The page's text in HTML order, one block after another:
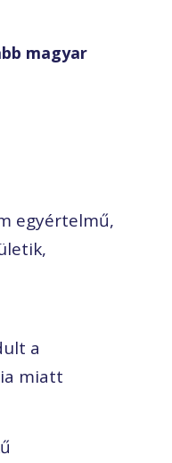
magyar
egyértelmű,
a
miatt